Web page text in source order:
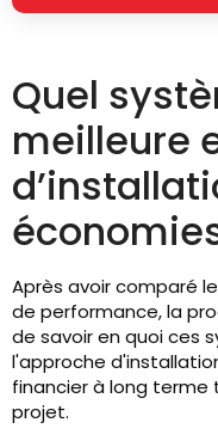
Quel
meilleure
Après avoir comparé
de performance, la
de savoir en quoi ces
l'approche
financier à long terme
projet.